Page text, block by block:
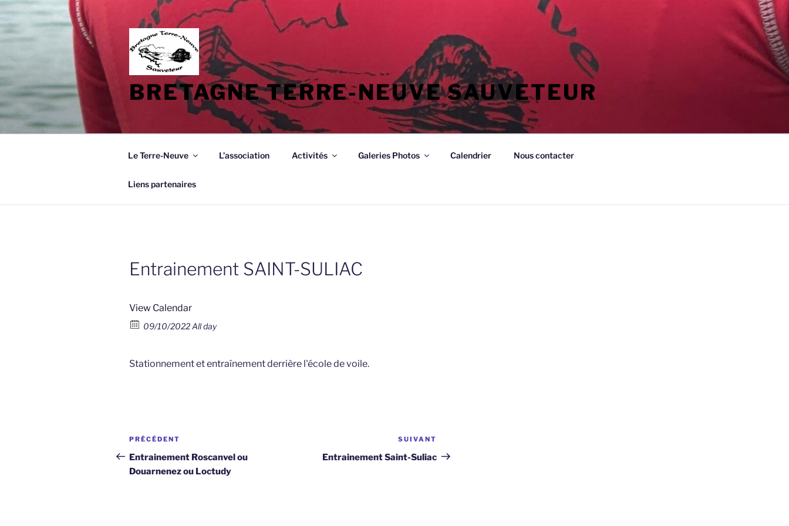
Aller
contenu
BRETAGNE TERRE-NEUVE SAUVETEUR
Le Terre-Neuve L’association Activités Galeries Photos Calendrier Nous contacter
Liens partenaires
Entrainement SAINT-SULIAC
View Calendar
09/10/2022 All day
Stationnement et entraînement derrière l'école de voile.
Navigation
de
l’article
Article
précédent
PRÉCÉDENT
Entrainement Roscanvel ou
Douarnenez ou Loctudy
suivant
SUIVANT
Entrainement Saint-Suliac